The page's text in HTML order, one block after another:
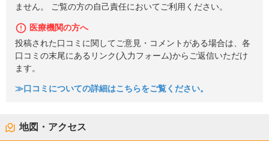
ません。 ご覧の方の自己責任においてご利用ください。
医療機関の方へ
投稿された口コミに関してご意見・コメントがある場合は、各
口コミの末尾にあるリンク(入力フォーム)からご返信いただけ
ます。
≫口コミについての詳細はこちらをご覧ください。
地図・アクセス